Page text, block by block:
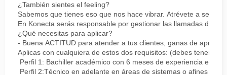
¿También sientes el feeling?
Sabemos que tienes eso que nos hace vibrar. Atrévete a ser
En Konecta serás responsable por gestionar las llamadas de
¿Qué necesitas para aplicar?
- Buena ACTITUD para atender a tus clientes, ganas de
Aplicas con cualquiera de estos dos requisitos: (debes tener
Perfil 1: Bachiller académico con 6 meses de experiencia en
Perfil 2:Técnico en adelante en áreas de sistemas o afines